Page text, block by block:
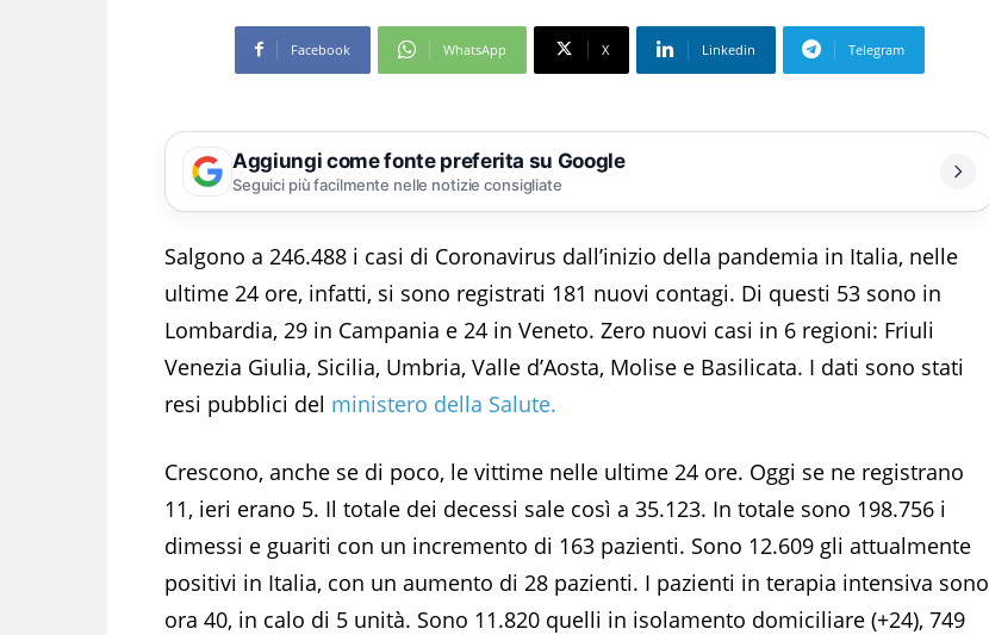
Facebook WhatsApp X Linkedin Telegram
Aggiungi come fonte preferita su Google
Seguici più facilmente nelle notizie consigliate
Salgono a 246.488 i casi di Coronavirus dall’inizio della pandemia in Italia, nelle
ultime 24 ore, infatti, si sono registrati 181 nuovi contagi. Di questi 53 sono in
Lombardia, 29 in Campania e 24 in Veneto. Zero nuovi casi in 6 regioni: Friuli
Venezia Giulia, Sicilia, Umbria, Valle d’Aosta, Molise e Basilicata. I dati sono stati
resi pubblici del ministero della Salute.
Crescono, anche se di poco, le vittime nelle ultime 24 ore. Oggi se ne registrano
11, ieri erano 5. Il totale dei decessi sale così a 35.123. In totale sono 198.756 i
dimessi e guariti con un incremento di 163 pazienti. Sono 12.609 gli attualmente
positivi in Italia, con un aumento di 28 pazienti. I pazienti in terapia intensiva sono
ora 40, in calo di 5 unità. Sono 11.820 quelli in isolamento domiciliare (+24), 749